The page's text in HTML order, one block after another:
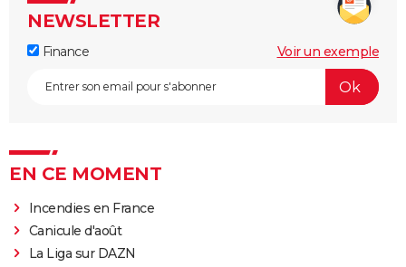
NEWSLETTER
Finance Voir un exemple
EN CE MOMENT
Incendies en France
Canicule d'août
La Liga sur DAZN